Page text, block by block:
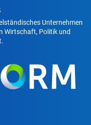
Unternehmen
Wirtschaft, Politik und